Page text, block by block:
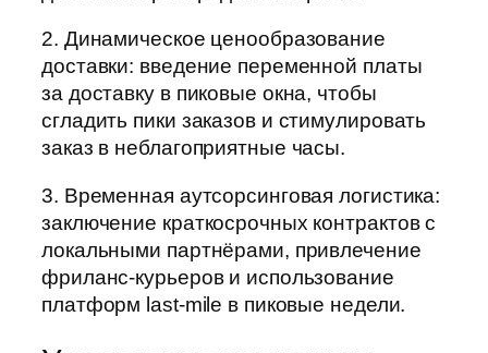
2. Динамическое ценообразование
доставки: введение переменной платы
за доставку в пиковые окна, чтобы
сгладить пики заказов и стимулировать
заказ в неблагоприятные часы.
3. Временная аутсорсинговая логистика:
заключение краткосрочных контрактов с
локальными партнёрами, привлечение
фриланс-курьеров и использование
платформ last-mile в пиковые недели.